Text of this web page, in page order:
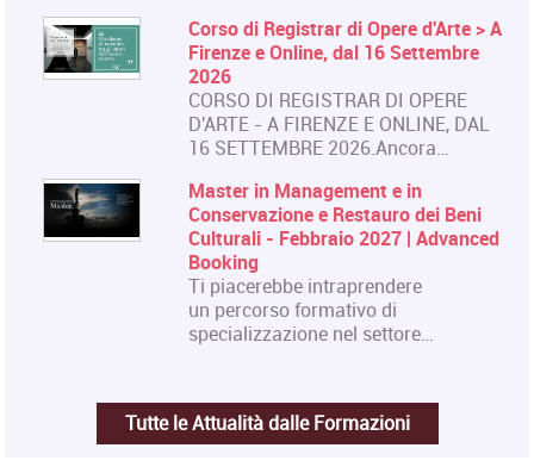
Corso di Registrar di Opere d'Arte > A
Firenze e Online, dal 16 Settembre
2026
CORSO DI REGISTRAR DI OPERE
D'ARTE - A FIRENZE E ONLINE, DAL
16 SETTEMBRE 2026.Ancora…
Master in Management e in
Conservazione e Restauro dei Beni
Culturali - Febbraio 2027 | Advanced
Booking
Ti piacerebbe intraprendere
un percorso formativo di
specializzazione nel settore…
Tutte le Attualità dalle Formazioni